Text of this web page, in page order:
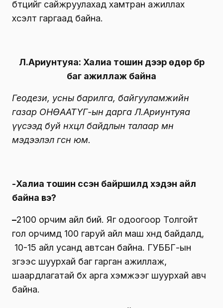
бүтцийг сайжруулахад хамтран ажиллах
хүсэлт гаргаад байна.
Л.Ариунтуяа: Халиа тошин дээр өдөр бүр
баг ажиллаж байна
Геодези, усны барилга, байгууламжийн
газар ОНӨААТҮГ-ын дарга Л.Ариунтуяа
үүсээд буй нөхцөл байдлын талаар мөн
мэдээлэл өгсөн юм.
-Халиа тошин үүссэн байршилд хэдэн айл
байна вэ?
–2100 орчим айл бий. Яг одоогоор Толгойт
гол орчимд 100 гаруй айл маш хүнд байдалд,
10-15 айл усанд автсан байна. ГУББГ-ын
зүгээс шуурхай баг гарган ажиллаж,
шаардлагатай бүх арга хэмжээг шуурхай авч
байна.